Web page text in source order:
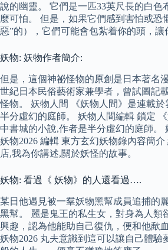
說的幽靈。 它們是一匹33英尺長的白色
麼可怕。 但是，如果它們感到害怕或恐
惡”的），它們可能會包紮着你的頭，讓
妖物: 妖物作者簡介:
但是，這個神祕怪物的原創是日本著名
世紀日本民俗藝術家兼學者，曾試圖記
怪物。 妖物人間 《妖物人間》是連載
半分虛幻的庭師。 妖物人間編輯 鎖定
中書城的小說,作者是半分虛幻的庭師。
妖物2026 編輯 東方玄幻妖物錄內容簡
店,我為你講述,關於妖怪的故事。
妖物: 看過《 妖物》的人還看過….
某日他遇見被一羣妖物黑幫成員追捕的
黑幫。 麗是鬼王的私生女，對身為人類
興趣，認為他能助自己復仇，便和他歃
妖物2026 丸夫意識到這可以讓自己體驗